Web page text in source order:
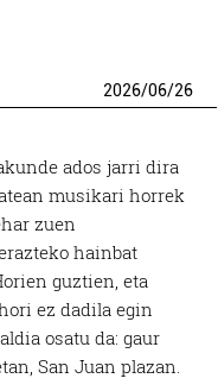
2026/06/26
ados jarri dira
musikari horrek
zuen
hainbat
guztien, eta
ez dadila egin
osatu da: gaur
San Juan plazan.